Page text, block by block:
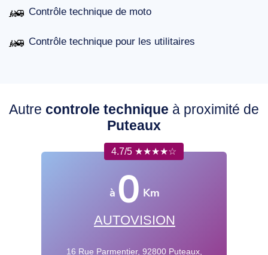
Contrôle technique de moto
Contrôle technique pour les utilitaires
Autre controle technique à proximité de
Puteaux
4.7/5 ★★★★☆
à 0 Km
AUTOVISION
16 Rue Parmentier, 92800 Puteaux,